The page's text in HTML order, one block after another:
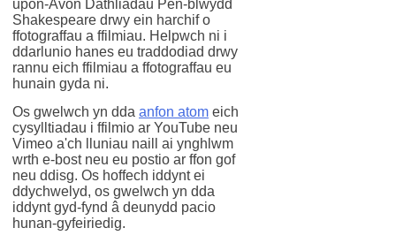
upon-Avon Dathliadau Pen-blwydd
Shakespeare drwy ein harchif o
ffotograffau a ffilmiau. Helpwch ni i
ddarlunio hanes eu traddodiad drwy
rannu eich ffilmiau a ffotograffau eu
hunain gyda ni.
Os gwelwch yn dda anfon atom eich
cysylltiadau i ffilmio ar YouTube neu
Vimeo a'ch lluniau naill ai ynghlwm
wrth e-bost neu eu postio ar ffon gof
neu ddisg. Os hoffech iddynt ei
ddychwelyd, os gwelwch yn dda
iddynt gyd-fynd â deunydd pacio
hunan-gyfeiriedig.